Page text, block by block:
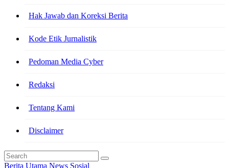
Hak Jawab dan Koreksi Berita
Kode Etik Jurnalistik
Pedoman Media Cyber
Redaksi
Tentang Kami
Disclaimer
Berita Utama News Sosial